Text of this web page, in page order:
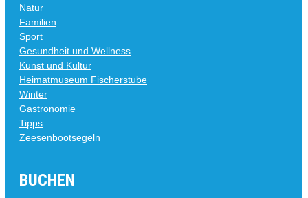
Natur
Familien
Sport
Gesundheit und Wellness
Kunst und Kultur
Heimatmuseum Fischerstube
Winter
Gastronomie
Tipps
Zeesenbootsegeln
BUCHEN